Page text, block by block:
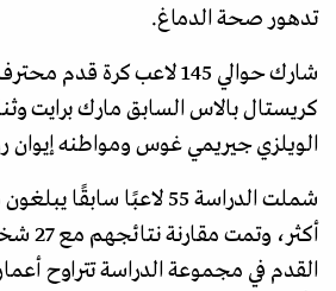
تدهور صحة الدماغ.
شارك حوالي 145 لاعب كرة
كريستال بالاس السابق مارك برايت
الويلزي جيريمي غوس ومواطنه إيوان
أكثر،